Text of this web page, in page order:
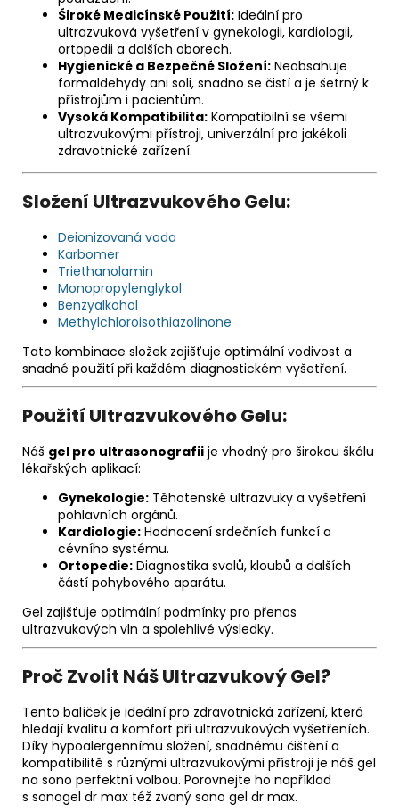
Široké Medicínské Použití: Ideální pro
ultrazvuková vyšetření v gynekologii, kardiologii,
ortopedii a dalších oborech.
Hygienické a Bezpečné Složení: Neobsahuje
formaldehydy ani soli, snadno se čistí a je šetrný k
přístrojům i pacientům.
Vysoká Kompatibilita: Kompatibilní se všemi
ultrazvukovými přístroji, univerzální pro jakékoli
zdravotnické zařízení.
Složení Ultrazvukového Gelu:
Deionizovaná voda
Karbomer
Triethanolamin
Monopropylenglykol
Benzyalkohol
Methylchloroisothiazolinone
Tato kombinace složek zajišťuje optimální vodivost a
snadné použití při každém diagnostickém vyšetření.
Použití Ultrazvukového Gelu:
Náš gel pro ultrasonografii je vhodný pro širokou škálu
lékařských aplikací:
Gynekologie: Těhotenské ultrazvuky a vyšetření
pohlavních orgánů.
Kardiologie: Hodnocení srdečních funkcí a
cévního systému.
Ortopedie: Diagnostika svalů, kloubů a dalších
částí pohybového aparátu.
Gel zajišťuje optimální podmínky pro přenos
ultrazvukových vln a spolehlivé výsledky.
Proč Zvolit Náš Ultrazvukový Gel?
Tento balíček je ideální pro zdravotnická zařízení, která
hledají kvalitu a komfort při ultrazvukových vyšetřeních.
Díky hypoalergennímu složení, snadnému čištění a
kompatibilitě s různými ultrazvukovými přístroji je náš gel
na sono perfektní volbou. Porovnejte ho například
s sonogel dr max též zvaný sono gel dr max.